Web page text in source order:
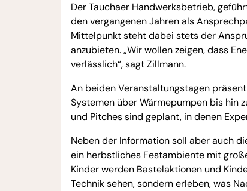
Der Tauchaer Handwerksbetrieb,
den vergangenen Jahren als
Mittelpunkt steht dabei stets der
anzubieten. „Wir wollen zeigen, dass
verlässlich“, sagt Zillmann.
An beiden Veranstaltungstagen
Systemen über Wärmepumpen bis hin
und Pitches sind geplant, in denen
Neben der Information soll aber auch
ein herbstliches Festambiente mit
Kinder werden Bastelaktionen und
Technik sehen, sondern erleben, was